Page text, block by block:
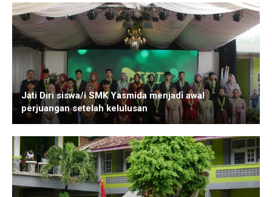
Jati Diri siswa/i SMK Yasmida menjadi awal
perjuangan setelah kelulusan